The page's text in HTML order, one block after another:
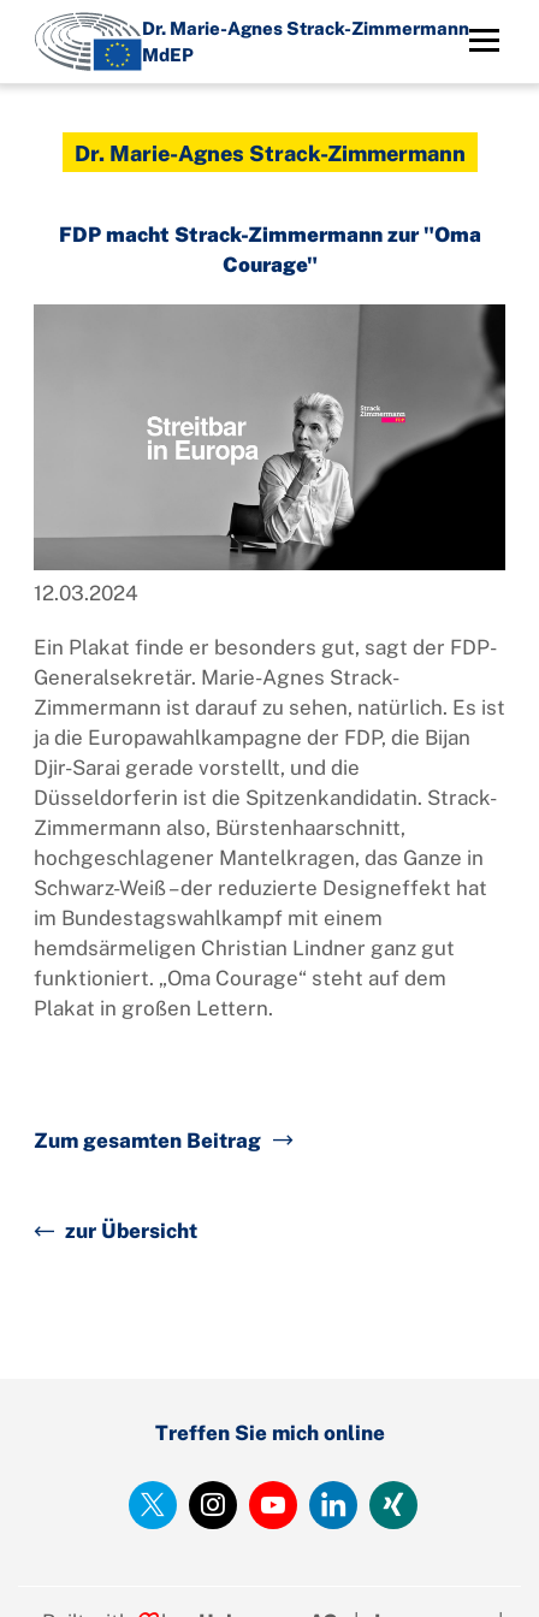
Direkt
zum
Dr. Marie-Agnes Strack-Zimmermann
MdEP
Dr. Marie-Agnes Strack-Zimmermann
FDP macht Strack-Zimmermann zur "Oma
Courage"
12.03.2024
Ein Plakat finde er besonders gut, sagt der FDP-
Generalsekretär. Marie-Agnes Strack-
Zimmermann ist darauf zu sehen, natürlich. Es ist
ja die Europawahlkampagne der FDP, die Bijan
Djir-Sarai gerade vorstellt, und die
Düsseldorferin ist die Spitzenkandidatin. Strack-
Zimmermann also, Bürstenhaarschnitt,
hochgeschlagener Mantelkragen, das Ganze in
Schwarz-Weiß – der reduzierte Designeffekt hat
im Bundestagswahlkampf mit einem
hemdsärmeligen Christian Lindner ganz gut
funktioniert. „Oma Courage“ steht auf dem
Plakat in großen Lettern.
Zum gesamten Beitrag
zur Übersicht
Treffen Sie mich online